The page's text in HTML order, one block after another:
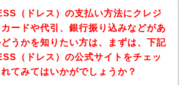
（ドレス）の支払い方法にクレジ
カードや代引、銀行振り込みなどがあ
うかを知りたい方は、まずは、下記
（ドレス）の公式サイトをチェッ
てみてはいかがでしょうか？